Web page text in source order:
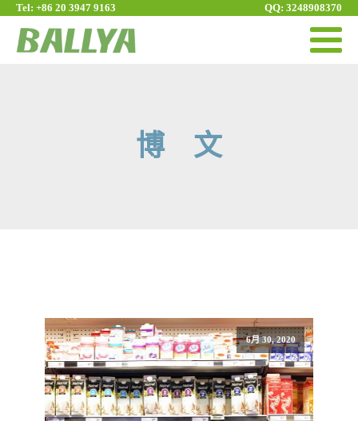
Tel: +86 20 3947 9163 QQ: 3248908370
博 文
6月 30, 2020